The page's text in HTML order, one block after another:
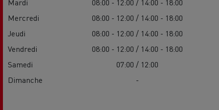
Mercredi
08:00 - 12:00 / 14:00 - 18:00
Jeudi
08:00 - 12:00 / 14:00 - 18:00
Vendredi
08:00 - 12:00 / 14:00 - 18:00
Samedi
07:00 / 12:00
Dimanche
-